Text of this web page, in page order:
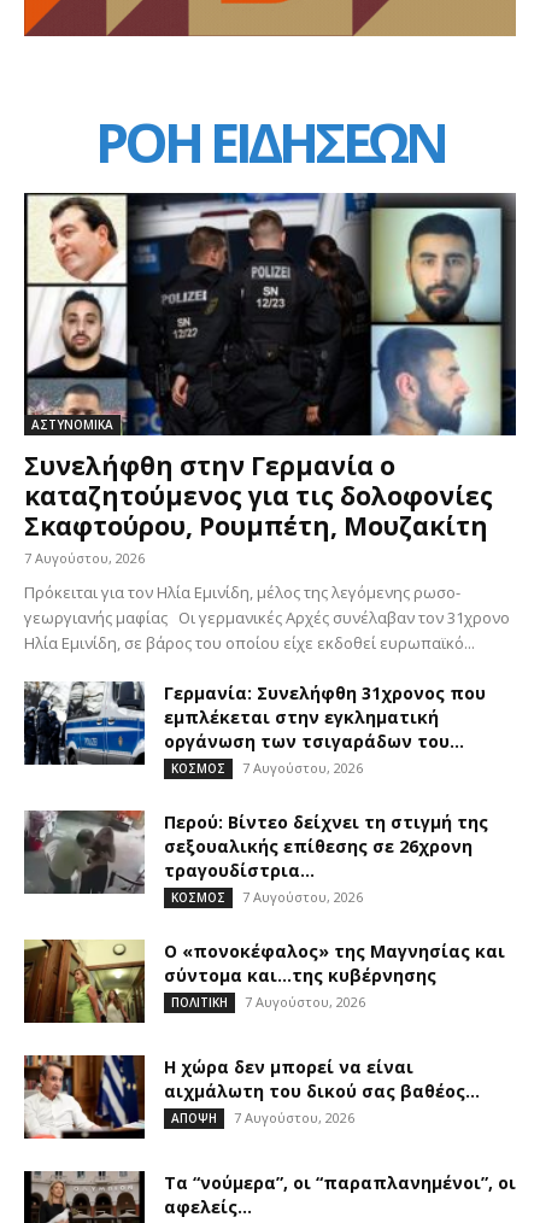
ΡΟΗ ΕΙΔΗΣΕΩΝ
ΑΣΤΥΝΟΜΙΚΑ
Συνελήφθη στην Γερμανία ο
καταζητούμενος για τις δολοφονίες
Σκαφτούρου, Ρουμπέτη, Μουζακίτη
7 Αυγούστου, 2026
Πρόκειται για τον Ηλία Εμινίδη, μέλος της λεγόμενης ρωσο-
γεωργιανής μαφίας Οι γερμανικές Αρχές συνέλαβαν τον 31χρονο
Ηλία Εμινίδη, σε βάρος του οποίου είχε εκδοθεί ευρωπαϊκό...
Γερμανία: Συνελήφθη 31χρονος που
εμπλέκεται στην εγκληματική
οργάνωση των τσιγαράδων του...
ΚΟΣΜΟΣ 7 Αυγούστου, 2026
Περού: Βίντεο δείχνει τη στιγμή της
σεξουαλικής επίθεσης σε 26χρονη
τραγουδίστρια...
ΚΟΣΜΟΣ 7 Αυγούστου, 2026
Ο «πονοκέφαλος» της Μαγνησίας και
σύντομα και…της κυβέρνησης
ΠΟΛΙΤΙΚΗ 7 Αυγούστου, 2026
Η χώρα δεν μπορεί να είναι
αιχμάλωτη του δικού σας βαθέος...
ΑΠΟΨΗ 7 Αυγούστου, 2026
Τα “νούμερα”, οι “παραπλανημένοι”, οι
αφελείς…